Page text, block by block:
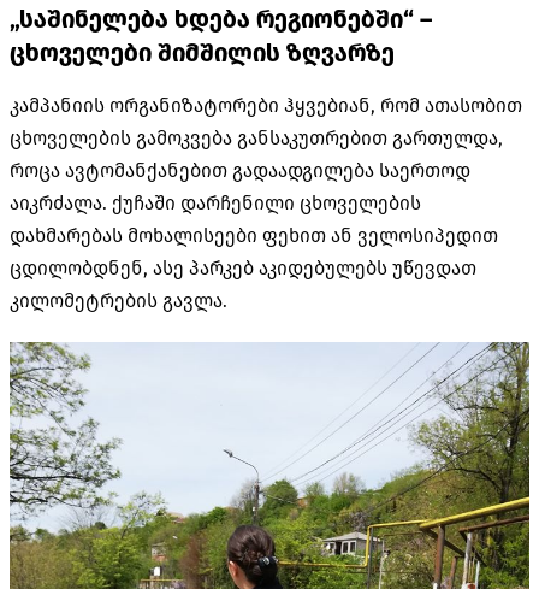
„საშინელება ხდება რეგიონებში“ –
ცხოველები შიმშილის ზღვარზე
კამპანიის ორგანიზატორები ჰყვებიან, რომ ათასობით
ცხოველების გამოკვება განსაკუთრებით გართულდა,
როცა ავტომანქანებით გადაადგილება საერთოდ
აიკრძალა. ქუჩაში დარჩენილი ცხოველების
დახმარებას მოხალისეები ფეხით ან ველოსიპედით
ცდილობდნენ, ასე პარკებ აკიდებულებს უწევდათ
კილომეტრების გავლა.